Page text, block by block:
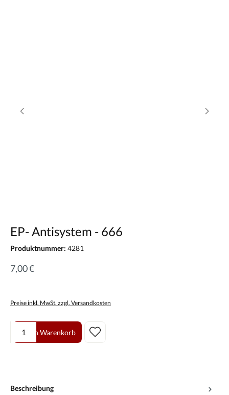
EP- Antisystem - 666
Produktnummer: 4281
7,00 €
Preise inkl. MwSt. zzgl. Versandkosten
Produkt Anzahl: Gib den gewünschten Wert ein oder benutze die
In den Warenkorb
Beschreibung